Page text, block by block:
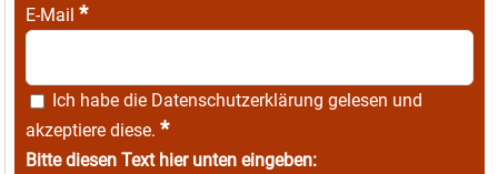
E-Mail *
Ich habe die Datenschutzerklärung gelesen und
akzeptiere diese. *
Bitte diesen Text hier unten eingeben: